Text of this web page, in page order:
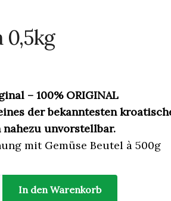
0,5kg
– 100% ORIGINAL
der bekanntesten
unvorstellbar.
mit Gemüse Beutel à 500g
In den Warenkorb